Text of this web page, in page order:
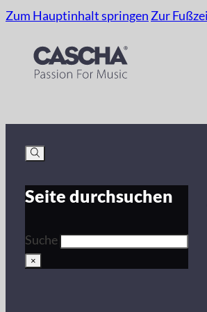
Zum Hauptinhalt springen Zur
Seite durchsuchen
Suche
×